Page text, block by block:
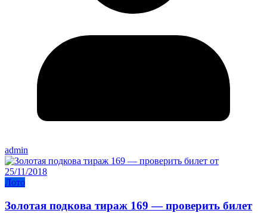
admin
Лото
Золотая подкова тираж 169 — проверить билет